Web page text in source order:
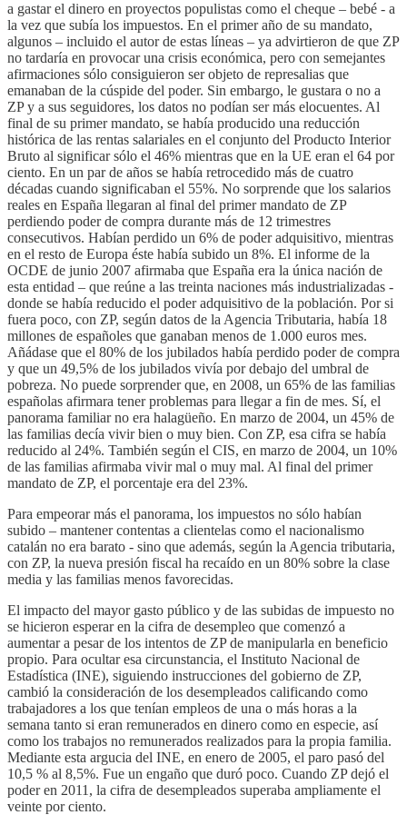
a gastar el dinero en proyectos populistas como el cheque – bebé - a
la vez que subía los impuestos. En el primer año de su mandato,
algunos – incluido el autor de estas líneas – ya advirtieron de que ZP
no tardaría en provocar una crisis económica, pero con semejantes
afirmaciones sólo consiguieron ser objeto de represalias que
emanaban de la cúspide del poder. Sin embargo, le gustara o no a
ZP y a sus seguidores, los datos no podían ser más elocuentes. Al
final de su primer mandato, se había producido una reducción
histórica de las rentas salariales en el conjunto del Producto Interior
Bruto al significar sólo el 46% mientras que en la UE eran el 64 por
ciento. En un par de años se había retrocedido más de cuatro
décadas cuando significaban el 55%. No sorprende que los salarios
reales en España llegaran al final del primer mandato de ZP
perdiendo poder de compra durante más de 12 trimestres
consecutivos. Habían perdido un 6% de poder adquisitivo, mientras
en el resto de Europa éste había subido un 8%. El informe de la
OCDE de junio 2007 afirmaba que España era la única nación de
esta entidad – que reúne a las treinta naciones más industrializadas -
donde se había reducido el poder adquisitivo de la población. Por si
fuera poco, con ZP, según datos de la Agencia Tributaria, había 18
millones de españoles que ganaban menos de 1.000 euros mes.
Añádase que el 80% de los jubilados había perdido poder de compra
y que un 49,5% de los jubilados vivía por debajo del umbral de
pobreza. No puede sorprender que, en 2008, un 65% de las familias
españolas afirmara tener problemas para llegar a fin de mes. Sí, el
panorama familiar no era halagüeño. En marzo de 2004, un 45% de
las familias decía vivir bien o muy bien. Con ZP, esa cifra se había
reducido al 24%. También según el CIS, en marzo de 2004, un 10%
de las familias afirmaba vivir mal o muy mal. Al final del primer
mandato de ZP, el porcentaje era del 23%.
Para empeorar más el panorama, los impuestos no sólo habían
subido – mantener contentas a clientelas como el nacionalismo
catalán no era barato - sino que además, según la Agencia tributaria,
con ZP, la nueva presión fiscal ha recaído en un 80% sobre la clase
media y las familias menos favorecidas.
El impacto del mayor gasto público y de las subidas de impuesto no
se hicieron esperar en la cifra de desempleo que comenzó a
aumentar a pesar de los intentos de ZP de manipularla en beneficio
propio. Para ocultar esa circunstancia, el Instituto Nacional de
Estadística (INE), siguiendo instrucciones del gobierno de ZP,
cambió la consideración de los desempleados calificando como
trabajadores a los que tenían empleos de una o más horas a la
semana tanto si eran remunerados en dinero como en especie, así
como los trabajos no remunerados realizados para la propia familia.
Mediante esta argucia del INE, en enero de 2005, el paro pasó del
10,5 % al 8,5%. Fue un engaño que duró poco. Cuando ZP dejó el
poder en 2011, la cifra de desempleados superaba ampliamente el
veinte por ciento.